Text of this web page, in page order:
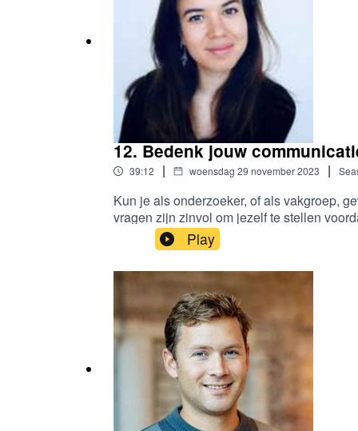
12. Bedenk jouw
39:12 | woensdag 29 november 2023 |
Kun je als onderzoeker, of als vakgroep,
vragen zijn zinvol om jezelf te stellen
communicatieadvies en gebruikt daarbij
maken: op hoe Nederlandse duinen
kwantuminternet). Ze werkt inmiddels
haar loopbaan. De belangrijkste tip: zorg
Marloes ten Katewww.echtimpact.nu
Play